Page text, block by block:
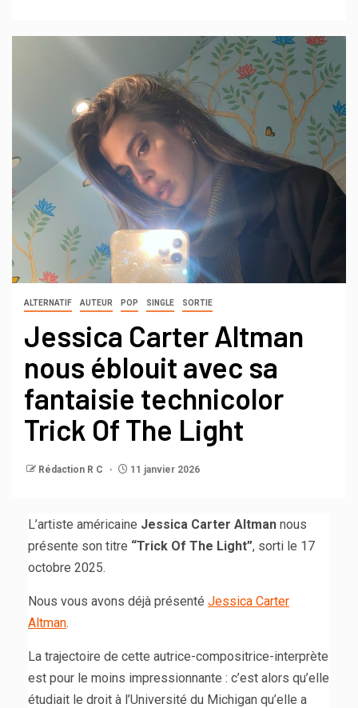
ALTERNATIF AUTEUR POP SINGLE SORTIE
Jessica Carter Altman
nous éblouit avec sa
fantaisie technicolor
Trick Of The Light
Rédaction R C 11 janvier 2026
L’artiste américaine Jessica Carter Altman nous
présente son titre “Trick Of The Light”, sorti le 17
octobre 2025.
Nous vous avons déjà présenté Jessica Carter
Altman.
La trajectoire de cette autrice-compositrice-interprète
est pour le moins impressionnante : c’est alors qu’elle
étudiait le droit à l’Université du Michigan qu’elle a